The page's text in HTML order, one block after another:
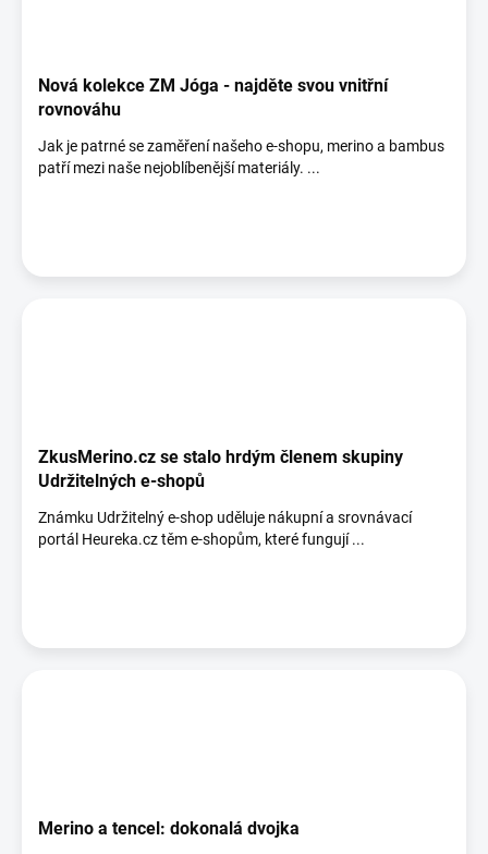
Nová kolekce ZM Jóga - najděte svou vnitřní
rovnováhu
Jak je patrné se zaměření našeho e-shopu, merino a bambus
patří mezi naše nejoblíbenější materiály. ...
ZkusMerino.cz se stalo hrdým členem skupiny
Udržitelných e-shopů
Známku Udržitelný e-shop uděluje nákupní a srovnávací
portál Heureka.cz těm e-shopům, které fungují ...
Merino a tencel: dokonalá dvojka